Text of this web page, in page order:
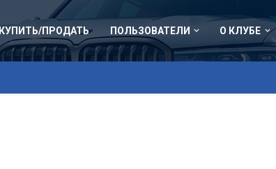
КУПИТЬ/ПРОДАТЬ ПОЛЬЗОВАТЕЛИ О КЛУБЕ